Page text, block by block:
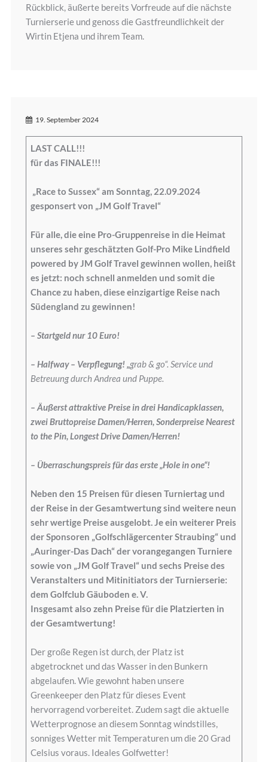
Rückblick, äußerte bereits Vorfreude auf die nächste
Turnierserie und genoss die Gastfreundlichkeit der
Wirtin Etjena und ihrem Team.
19. September 2024
LAST CALL!!!
für das FINALE!!!
„Race to Sussex“ am Sonntag, 22.09.2024
gesponsert von „JM Golf Travel“
Für alle, die eine Pro-Gruppenreise in die Heimat
unseres sehr geschätzten Golf-Pro Mike Lindfield
powered by JM Golf Travel gewinnen wollen, heißt
es jetzt: noch schnell anmelden und somit die
Chance zu haben, diese einzigartige Reise nach
Südengland zu gewinnen!
– Startgeld nur 10 Euro!
– Halfway – Verpflegung! „grab & go“. Service und
Betreuung durch Andrea und Puppe.
– Äußerst attraktive Preise in drei Handicapklassen,
zwei Bruttopreise Damen/Herren, Sonderpreise Nearest
to the Pin, Longest Drive Damen/Herren!
– Überraschungspreis für das erste „Hole in one“!
Neben den 15 Preisen für diesen Turniertag und
der Reise in der Gesamtwertung sind weitere neun
sehr wertige Preise ausgelobt. Je ein weiterer Preis
der Sponsoren „Golfschlägercenter Straubing“ und
„Auringer-Das Dach“ der vorangegangen Turniere
sowie von „JM Golf Travel“ und sechs Preise des
Veranstalters und Mitinitiators der Turnierserie:
dem Golfclub Gäuboden e. V.
Insgesamt also zehn Preise für die Platzierten in
der Gesamtwertung!
Der große Regen ist durch, der Platz ist
abgetrocknet und das Wasser in den Bunkern
abgelaufen. Wie gewohnt haben unsere
Greenkeeper den Platz für dieses Event
hervorragend vorbereitet. Zudem sagt die aktuelle
Wetterprognose an diesem Sonntag windstilles,
sonniges Wetter mit Temperaturen um die 20 Grad
Celsius voraus. Ideales Golfwetter!